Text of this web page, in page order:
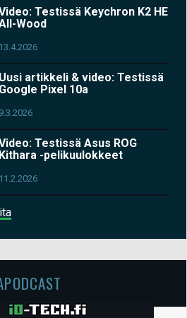
Testissä Keychron K2 HE
Wood
13.4.2026
Uusi artikkeli & video: Testissä
Google Pixel 10a
9.3.2026
Testissä Asus ROG
Kithara -pelikuulokkeet
11.2.2026